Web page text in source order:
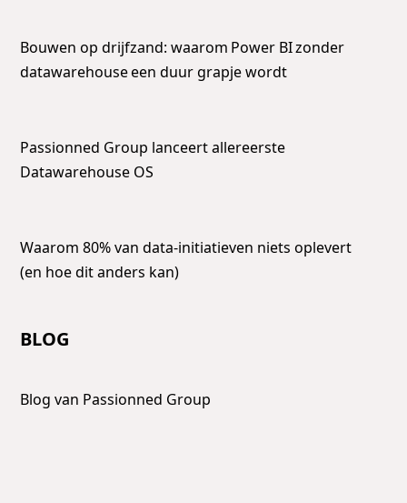
Bouwen op drijfzand: waarom Power BI zonder
datawarehouse een duur grapje wordt
Passionned Group lanceert allereerste
Datawarehouse OS
Waarom 80% van data-initiatieven niets oplevert
(en hoe dit anders kan)
BLOG
Blog van Passionned Group